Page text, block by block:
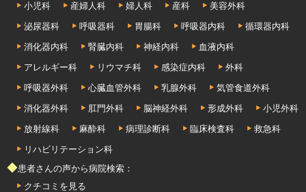
小児科
産婦人科 婦人科 産科
美容外科
泌尿器科
呼吸器科 胃腸科 呼吸器内科
循環器内科
消化器内科
腎臓内科 神経内科
血液内科
アレルギー科
リウマチ科 感染症内科
外科
呼吸器外科
心臓血管外科 乳腺外科
気管食道外科
消化器外科
肛門外科 脳神経外科 形成外科
小児外科
放射線科
麻酔科 病理診断科 臨床検査科
救急科
リハビリテーション科
◆患者さんの声から病院検索：
クチコミを見る